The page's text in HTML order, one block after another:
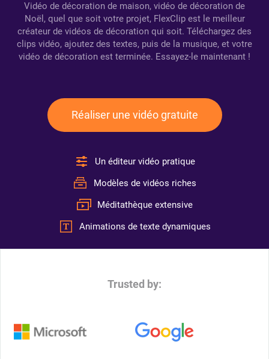
Vidéo de décoration de maison, vidéo de décoration de
Noël, quel que soit votre projet, FlexClip est le meilleur
créateur de vidéos de décoration qui soit. Téléchargez des
clips vidéo, ajoutez des textes, puis de la musique, et votre
vidéo de décoration est terminée. Essayez-le maintenant !
Réaliser une vidéo gratuite
Un éditeur vidéo pratique
Modèles de vidéos riches
Méditathèque extensive
Animations de texte dynamiques
Trusted by: